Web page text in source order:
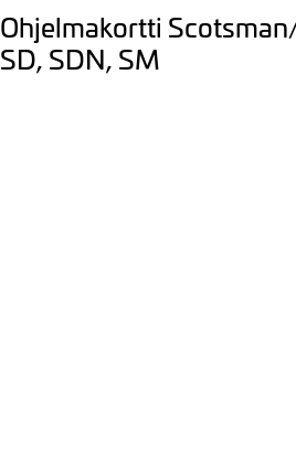
Ohjelmakortti
SD, SDN, SM